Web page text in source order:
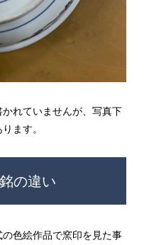
れていませんが、写真下
ます。
の違い
色絵作品で窯印を見た事